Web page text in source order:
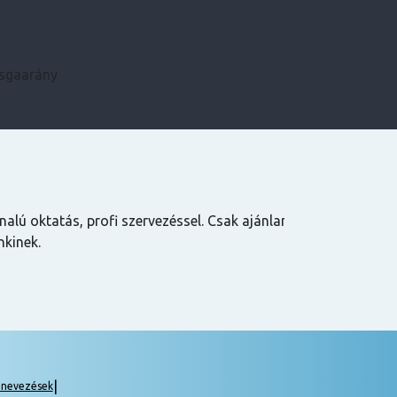
ajánlani Minden szükséges infót előre megkaptam,
|